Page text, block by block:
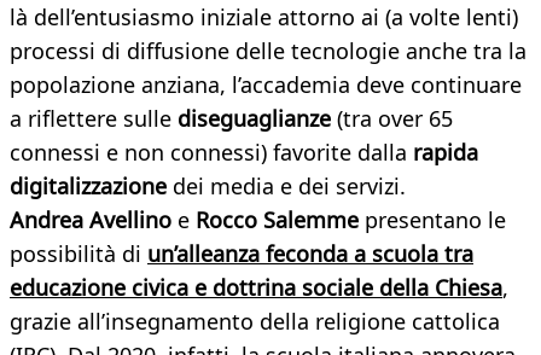
là dell’entusiasmo iniziale attorno ai (a volte lenti)
processi di diffusione delle tecnologie anche tra la
popolazione anziana, l’accademia deve continuare
a riflettere sulle diseguaglianze (tra over 65
connessi e non connessi) favorite dalla rapida
digitalizzazione dei media e dei servizi.
Andrea Avellino e Rocco Salemme presentano le
possibilità di un’alleanza feconda a scuola tra
educazione civica e dottrina sociale della Chiesa,
grazie all’insegnamento della religione cattolica